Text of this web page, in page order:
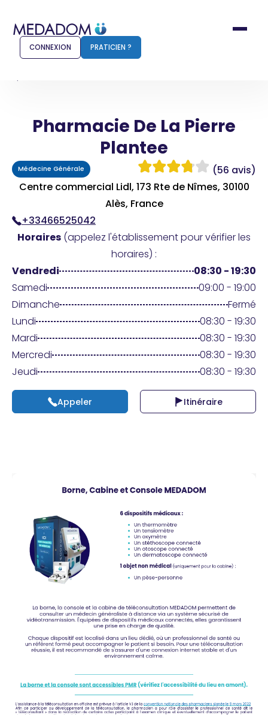
Comment ça marche ?
Pour les patients
Pharmacien
Connexion
Praticien ?
CONNEXION PRATICIEN ?
Pharmacie De La Pierre
Plantee
Médecine Générale
(56 avis)
Centre commercial Lidl, 173 Rte de Nîmes, 30100
Alès, France
+33466525042
Horaires (appelez l'établissement pour vérifier les
horaires) :
Vendredi
08:30 - 19:30
Samedi
09:00 - 19:00
Dimanche
Fermé
Lundi
08:30 - 19:30
Mardi
08:30 - 19:30
Mercredi
08:30 - 19:30
Jeudi
08:30 - 19:30
Appeler Itinéraire